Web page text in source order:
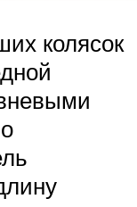
колясок